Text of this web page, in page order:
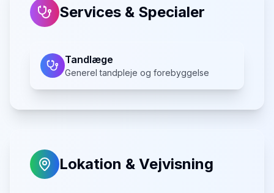
Services & Specialer
Tandlæge
Generel tandpleje og forebyggelse
Lokation & Vejvisning